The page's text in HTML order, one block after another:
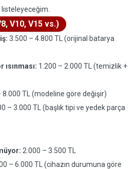
V10, V15 vs.)
3.500 – 4.800 TL (orijinal batarya
ısınması: 1.200 – 2.000 TL (temizlik +
8.000 TL (modeline göre değişir)
– 3.000 TL (başlık tipi ve yedek parça
2.000 – 3.500 TL
– 6.000 TL (cihazın durumuna göre